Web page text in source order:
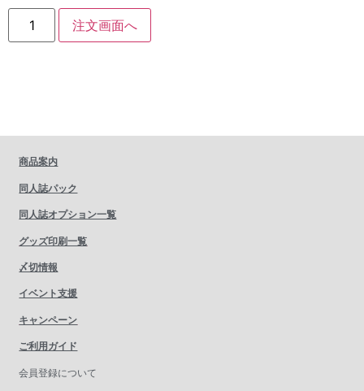
注文画面へ
商品案内
同人誌パック
同人誌オプション一覧
グッズ印刷一覧
〆切情報
イベント支援
キャンペーン
ご利用ガイド
会員登録について